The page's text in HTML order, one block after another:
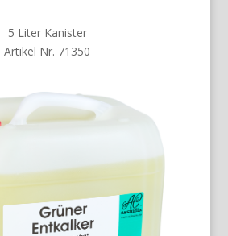
5 Liter Kanister
Artikel Nr. 71350